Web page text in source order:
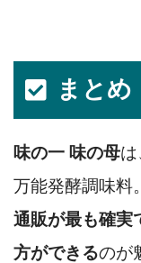
まとめ
味の一 味の母
万能発酵調味料。
通販が最も確実
方ができるのが